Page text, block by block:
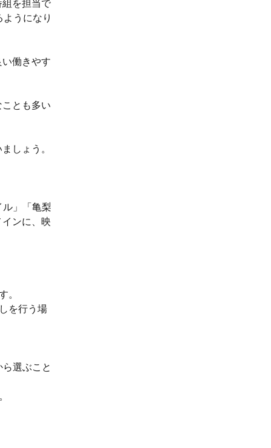
を担当で
うになり
働きやす
とも多い
しょう。
」「亀梨
ンに、映
。
を行う場
選ぶこと